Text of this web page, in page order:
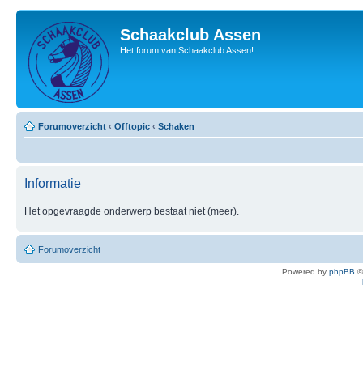
Schaakclub Assen
Het forum van Schaakclub Assen!
Forumoverzicht ‹ Offtopic ‹ Schaken
Informatie
Het opgevraagde onderwerp bestaat niet (meer).
Forumoverzicht
Powered by phpBB